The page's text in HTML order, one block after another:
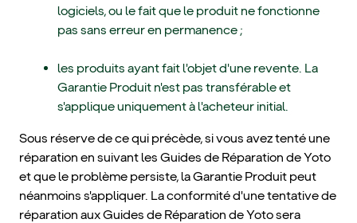
logiciels, ou le fait que le produit ne fonctionne
pas sans erreur en permanence ;
les produits ayant fait l'objet d'une revente. La
Garantie Produit n'est pas transférable et
s'applique uniquement à l'acheteur initial.
Sous réserve de ce qui précède, si vous avez tenté une
réparation en suivant les Guides de Réparation de Yoto
et que le problème persiste, la Garantie Produit peut
néanmoins s'appliquer. La conformité d'une tentative de
réparation aux Guides de Réparation de Yoto sera